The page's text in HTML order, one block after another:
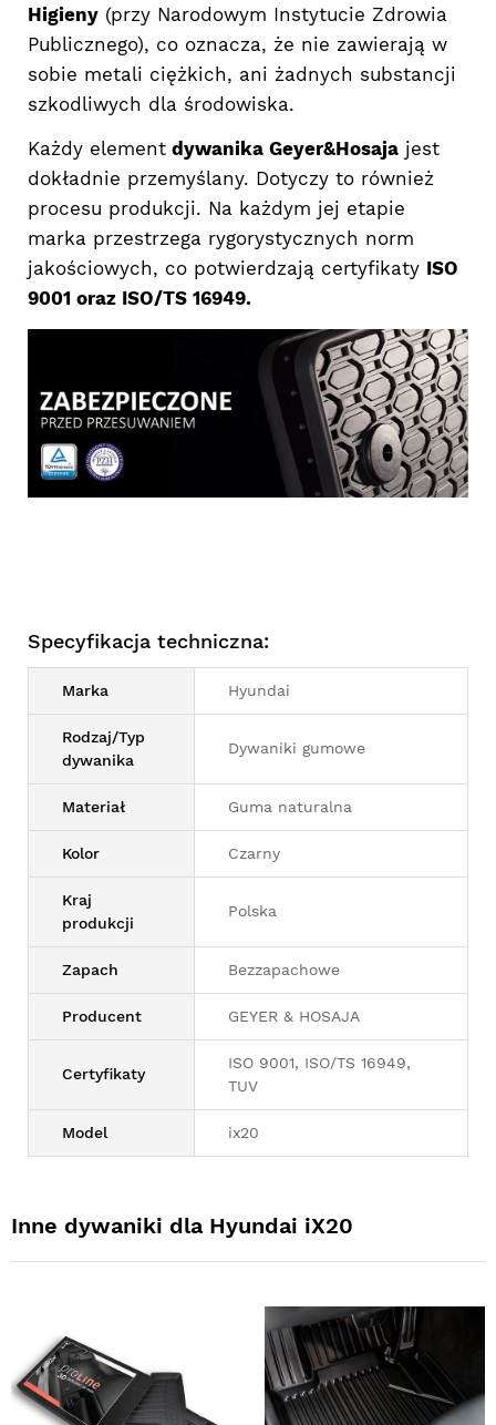
Higieny (przy Narodowym Instytucie Zdrowia
Publicznego), co oznacza, że nie zawierają w
sobie metali ciężkich, ani żadnych substancji
szkodliwych dla środowiska.
Każdy element dywanika Geyer&Hosaja jest
dokładnie przemyślany. Dotyczy to również
procesu produkcji. Na każdym jej etapie
marka przestrzega rygorystycznych norm
jakościowych, co potwierdzają certyfikaty ISO
9001 oraz ISO/TS 16949.
Specyfikacja techniczna:
Marka Hyundai
Rodzaj/Typ
dywanika
Dywaniki gumowe
Materiał Guma naturalna
Kolor Czarny
Kraj
produkcji
Polska
Zapach Bezzapachowe
Producent GEYER & HOSAJA
Certyfikaty
ISO 9001, ISO/TS 16949,
TUV
Model ix20
Inne dywaniki dla Hyundai iX20